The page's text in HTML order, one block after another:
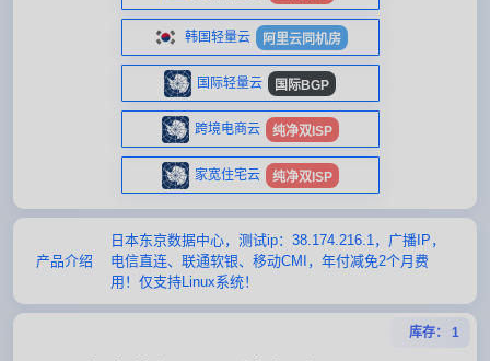
韩国轻量云 阿里云同机房
国际轻量云 国际BGP
跨境电商云 纯净双ISP
家宽住宅云 纯净双ISP
产品介绍
日本东京数据中心，测试ip：38.174.216.1，广播IP，
电信直连、联通软银、移动CMI，年付减免2个月费
用！仅支持Linux系统！
库存： 1